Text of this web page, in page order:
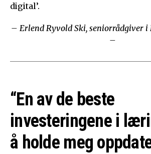
digital’.
– Erlend Ryvold Ski, seniorrådgiver i
–
“En av de beste
investeringene i
å holde meg